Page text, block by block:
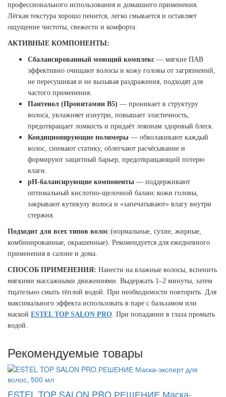
профессионального использования и домашнего применения.
Лёгкая текстура хорошо пенится, легко смывается и оставляет
ощущение чистоты, свежести и комфорта.
АКТИВНЫЕ КОМПОНЕНТЫ:
Сбалансированный моющий комплекс — мягкие ПАВ
эффективно очищают волосы и кожу головы от загрязнений,
не пересушивая и не вызывая раздражения, подходят для
частого применения.
Пантенол (Провитамин B5) — проникает в структуру
волоса, увлажняет изнутри, повышает эластичность,
предотвращает ломкость и придаёт локонам здоровый блеск.
Кондиционирующие полимеры — обволакивают каждый
волос, снимают статику, облегчают расчёсывание и
формируют защитный барьер, предотвращающий потерю
влаги.
pH-балансирующие компоненты — поддерживают
оптимальный кислотно-щелочной баланс кожи головы,
закрывают кутикулу волоса и «запечатывают» влагу внутри
стержня.
Подходит для всех типов волос (нормальные, сухие, жирные,
комбинированные, окрашенные). Рекомендуется для ежедневного
применения в салоне и дома.
СПОСОБ ПРИМЕНЕНИЯ: Нанести на влажные волосы, вспенить
мягкими массажными движениями. Выдержать 1–2 минуты, затем
тщательно смыть тёплой водой. При необходимости повторить. Для
максимального эффекта использовать в паре с бальзамом или
маской ESTEL TOP SALON PRO. При попадании в глаза промыть
водой.
Рекомендуемые товары
ESTEL TOP SALON PRO.РЕШЕНИЕ Маска-